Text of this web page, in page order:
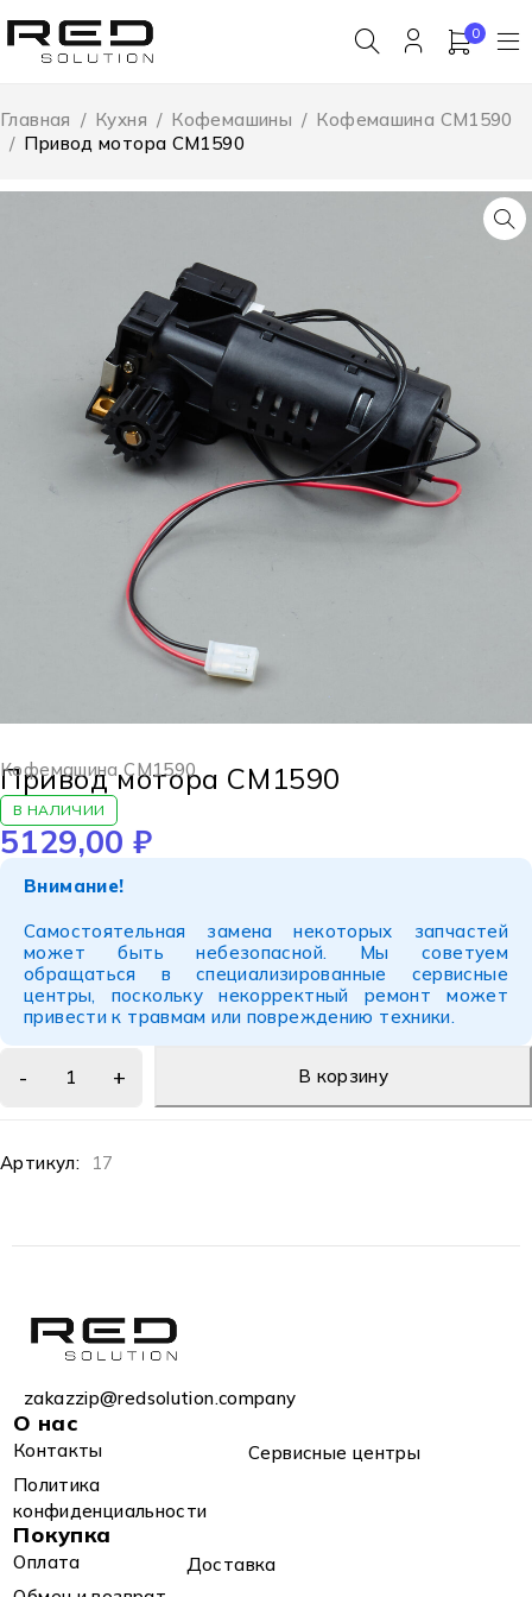
0
Главная / Кухня / Кофемашины / Кофемашина CM1590
/ Привод мотора CM1590
Кофемашина CM1590
Привод мотора CM1590
В НАЛИЧИИ
5129,00 ₽
Внимание!
Самостоятельная замена некоторых запчастей
может быть небезопасной. Мы советуем
обращаться в специализированные сервисные
центры, поскольку некорректный ремонт может
привести к травмам или повреждению техники.
В корзину
Артикул: 17
zakazzip@redsolution.company
О нас
Контакты
Сервисные центры
Политика
конфиденциальности
Покупка
Оплата
Доставка